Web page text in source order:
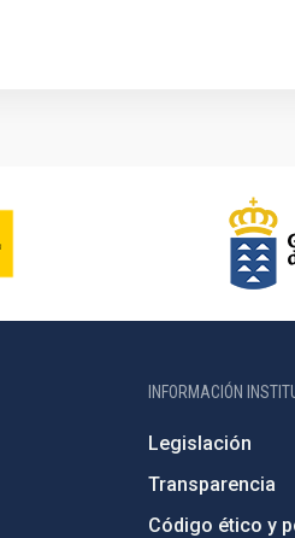
INFORMACIÓN
Legislación
Transparencia
Código ético y